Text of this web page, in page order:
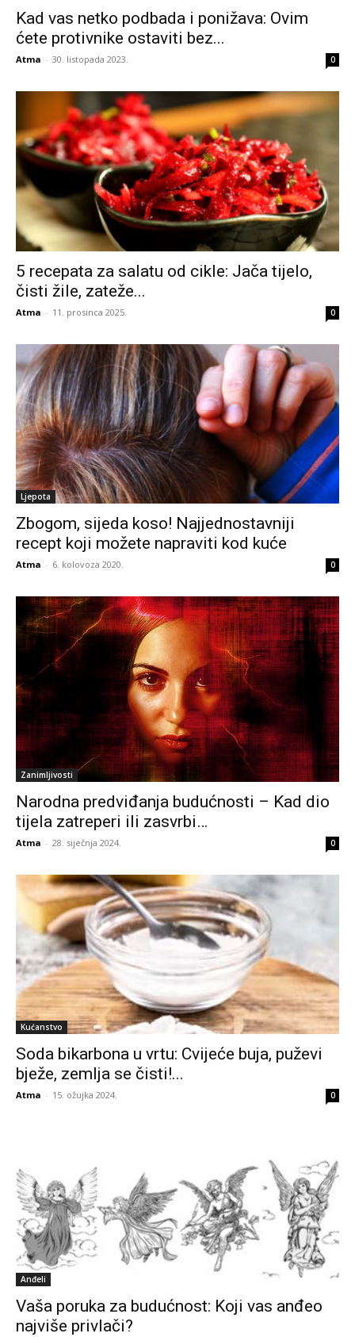
Kad vas netko podbada i ponižava: Ovim
ćete protivnike ostaviti bez...
Atma - 30. listopada 2023. 0
5 recepata za salatu od cikle: Jača tijelo,
čisti žile, zateže...
Atma - 11. prosinca 2025. 0
Ljepota
Zbogom, sijeda koso! Najjednostavniji
recept koji možete napraviti kod kuće
Atma - 6. kolovoza 2020. 0
Zanimljivosti
Narodna predviđanja budućnosti – Kad dio
tijela zatreperi ili zasvrbi…
Atma - 28. siječnja 2024. 0
Kućanstvo
Soda bikarbona u vrtu: Cvijeće buja, puževi
bježe, zemlja se čisti!...
Atma - 15. ožujka 2024. 0
Anđeli
Vaša poruka za budućnost: Koji vas anđeo
najviše privlači?